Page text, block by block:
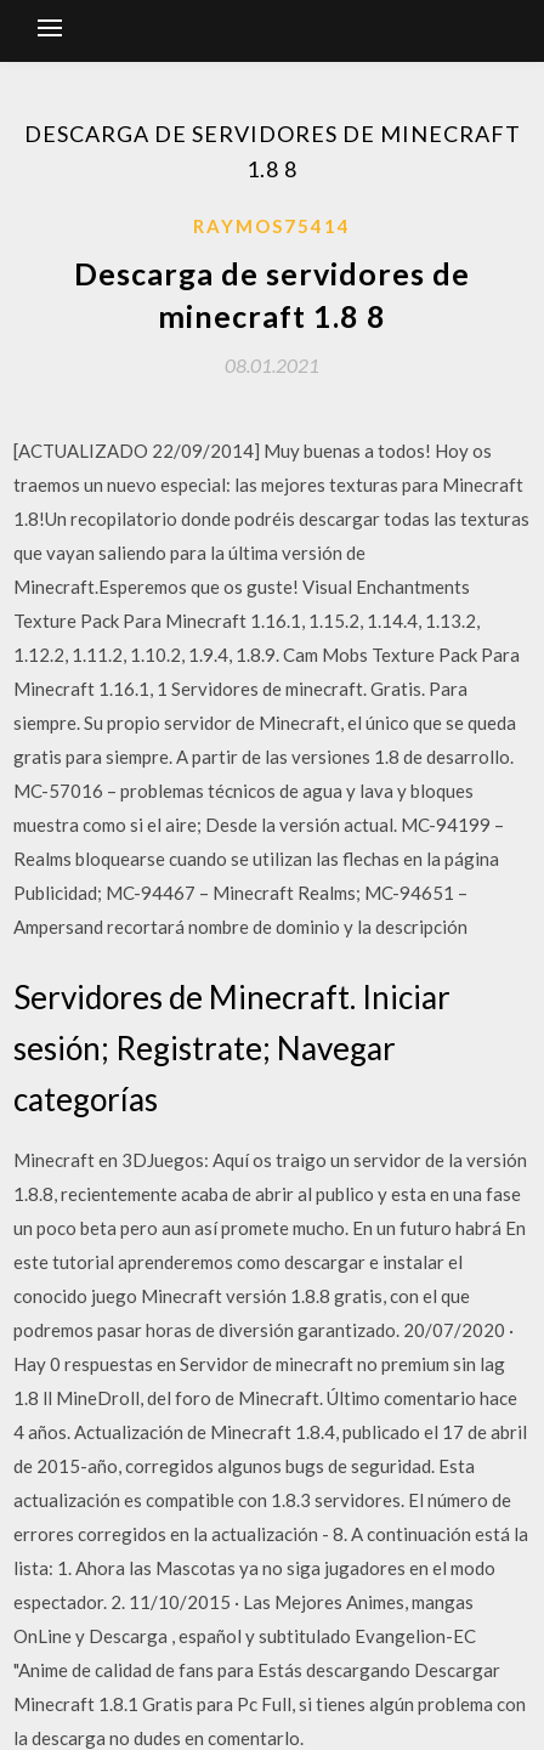
DESCARGA DE SERVIDORES DE MINECRAFT
1.8 8
RAYMOS75414
Descarga de servidores de
minecraft 1.8 8
08.01.2021
[ACTUALIZADO 22/09/2014] Muy buenas a todos! Hoy os
traemos un nuevo especial: las mejores texturas para Minecraft
1.8!Un recopilatorio donde podréis descargar todas las texturas
que vayan saliendo para la última versión de
Minecraft.Esperemos que os guste! Visual Enchantments
Texture Pack Para Minecraft 1.16.1, 1.15.2, 1.14.4, 1.13.2,
1.12.2, 1.11.2, 1.10.2, 1.9.4, 1.8.9. Cam Mobs Texture Pack Para
Minecraft 1.16.1, 1 Servidores de minecraft. Gratis. Para
siempre. Su propio servidor de Minecraft, el único que se queda
gratis para siempre. A partir de las versiones 1.8 de desarrollo.
MC-57016 – problemas técnicos de agua y lava y bloques
muestra como si el aire; Desde la versión actual. MC-94199 –
Realms bloquearse cuando se utilizan las flechas en la página
Publicidad; MC-94467 – Minecraft Realms; MC-94651 –
Ampersand recortará nombre de dominio y la descripción
Servidores de Minecraft. Iniciar
sesión; Registrate; Navegar
categorías
Minecraft en 3DJuegos: Aquí os traigo un servidor de la versión
1.8.8, recientemente acaba de abrir al publico y esta en una fase
un poco beta pero aun así promete mucho. En un futuro habrá En
este tutorial aprenderemos como descargar e instalar el
conocido juego Minecraft versión 1.8.8 gratis, con el que
podremos pasar horas de diversión garantizado. 20/07/2020 ·
Hay 0 respuestas en Servidor de minecraft no premium sin lag
1.8 ll MineDroll, del foro de Minecraft. Último comentario hace
4 años. Actualización de Minecraft 1.8.4, publicado el 17 de abril
de 2015-año, corregidos algunos bugs de seguridad. Esta
actualización es compatible con 1.8.3 servidores. El número de
errores corregidos en la actualización - 8. A continuación está la
lista: 1. Ahora las Mascotas ya no siga jugadores en el modo
espectador. 2. 11/10/2015 · Las Mejores Animes, mangas
OnLine y Descarga , español y subtitulado Evangelion-EC
"Anime de calidad de fans para Estás descargando Descargar
Minecraft 1.8.1 Gratis para Pc Full, si tienes algún problema con
la descarga no dudes en comentarlo.